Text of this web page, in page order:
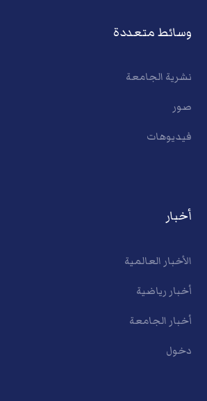
وسائط متعددة
نشرية الجامعة
صور
فيديوهات
أخبار
الأخبار العالمية
أخبار رياضية
أخبار الجامعة
دخول